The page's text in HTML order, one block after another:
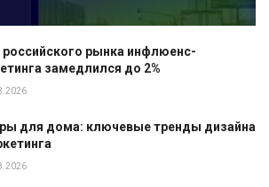
российского рынка инфлюенс-
замедлился до 2%
для дома: ключевые тренды дизайна